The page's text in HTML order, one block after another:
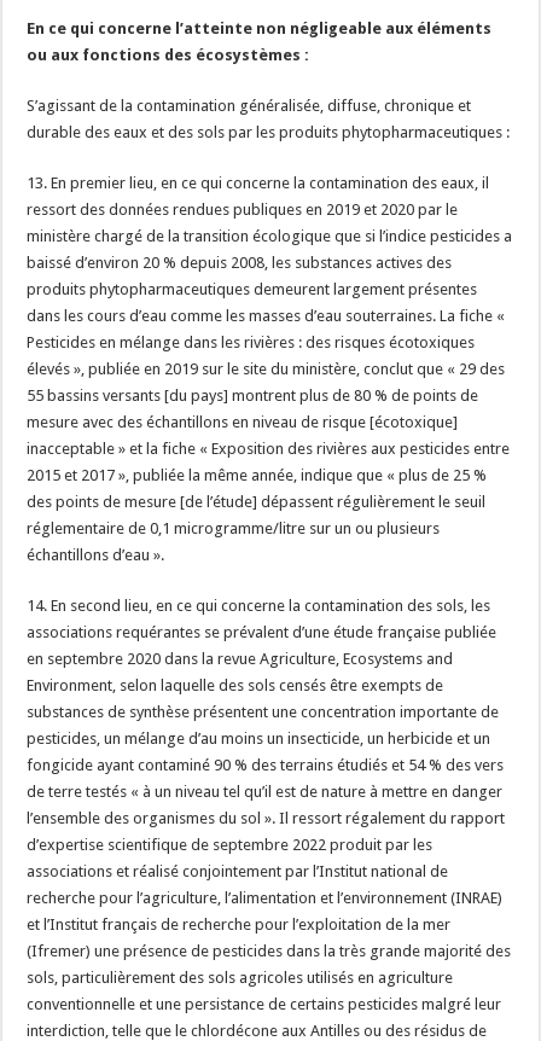
En ce qui concerne l’atteinte non négligeable aux éléments
ou aux fonctions des écosystèmes :
S’agissant de la contamination généralisée, diffuse, chronique et
durable des eaux et des sols par les produits phytopharmaceutiques :
13. En premier lieu, en ce qui concerne la contamination des eaux, il
ressort des données rendues publiques en 2019 et 2020 par le
ministère chargé de la transition écologique que si l’indice pesticides a
baissé d’environ 20 % depuis 2008, les substances actives des
produits phytopharmaceutiques demeurent largement présentes
dans les cours d’eau comme les masses d’eau souterraines. La fiche «
Pesticides en mélange dans les rivières : des risques écotoxiques
élevés », publiée en 2019 sur le site du ministère, conclut que « 29 des
55 bassins versants [du pays] montrent plus de 80 % de points de
mesure avec des échantillons en niveau de risque [écotoxique]
inacceptable » et la fiche « Exposition des rivières aux pesticides entre
2015 et 2017 », publiée la même année, indique que « plus de 25 %
des points de mesure [de l’étude] dépassent régulièrement le seuil
réglementaire de 0,1 microgramme/litre sur un ou plusieurs
échantillons d’eau ».
14. En second lieu, en ce qui concerne la contamination des sols, les
associations requérantes se prévalent d’une étude française publiée
en septembre 2020 dans la revue Agriculture, Ecosystems and
Environment, selon laquelle des sols censés être exempts de
substances de synthèse présentent une concentration importante de
pesticides, un mélange d’au moins un insecticide, un herbicide et un
fongicide ayant contaminé 90 % des terrains étudiés et 54 % des vers
de terre testés « à un niveau tel qu’il est de nature à mettre en danger
l’ensemble des organismes du sol ». Il ressort régalement du rapport
d’expertise scientifique de septembre 2022 produit par les
associations et réalisé conjointement par l’Institut national de
recherche pour l’agriculture, l’alimentation et l’environnement (INRAE)
et l’Institut français de recherche pour l’exploitation de la mer
(Ifremer) une présence de pesticides dans la très grande majorité des
sols, particulièrement des sols agricoles utilisés en agriculture
conventionnelle et une persistance de certains pesticides malgré leur
interdiction, telle que le chlordécone aux Antilles ou des résidus de